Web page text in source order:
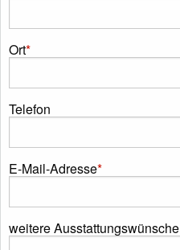
Ort*
Telefon
E-Mail-Adresse*
weitere Ausstattungswünsche